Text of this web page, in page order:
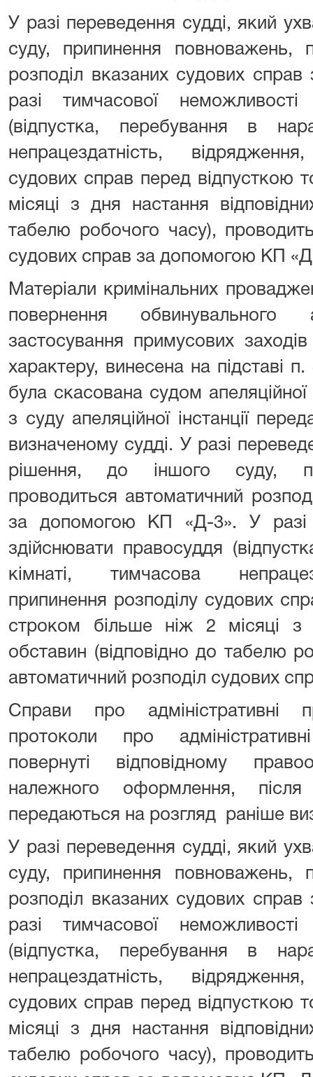
У разі переведення судді, який
суду, припинення повноважень,
розподіл вказаних судових
разі тимчасової
(відпустка, перебування в
непрацездатність,
судових справ перед відпусткою
місяці з дня настання
табелю робочого часу),
судових справ за допомогою КП
Матеріали кримінальних
повернення
застосування примусових
характеру, винесена на підставі
була скасована судом апеляційної
з суду апеляційної інстанції
визначеному судді. У разі
рішення, до іншого суду,
проводиться автоматичний
за допомогою КП «Д-3». У разі
здійснювати правосуддя
кімнаті, тимчасова
припинення розподілу судових
строком більше ніж 2 місяці з
обставин (відповідно до табелю
автоматичний розподіл судових
Справи про адміністративні
протоколи про
повернуті відповідному
належного оформлення,
передаються на розгляд раніше
У разі переведення судді, який
суду, припинення повноважень,
розподіл вказаних судових
разі тимчасової
(відпустка, перебування в
непрацездатність,
судових справ перед відпусткою
місяці з дня настання
табелю робочого часу),